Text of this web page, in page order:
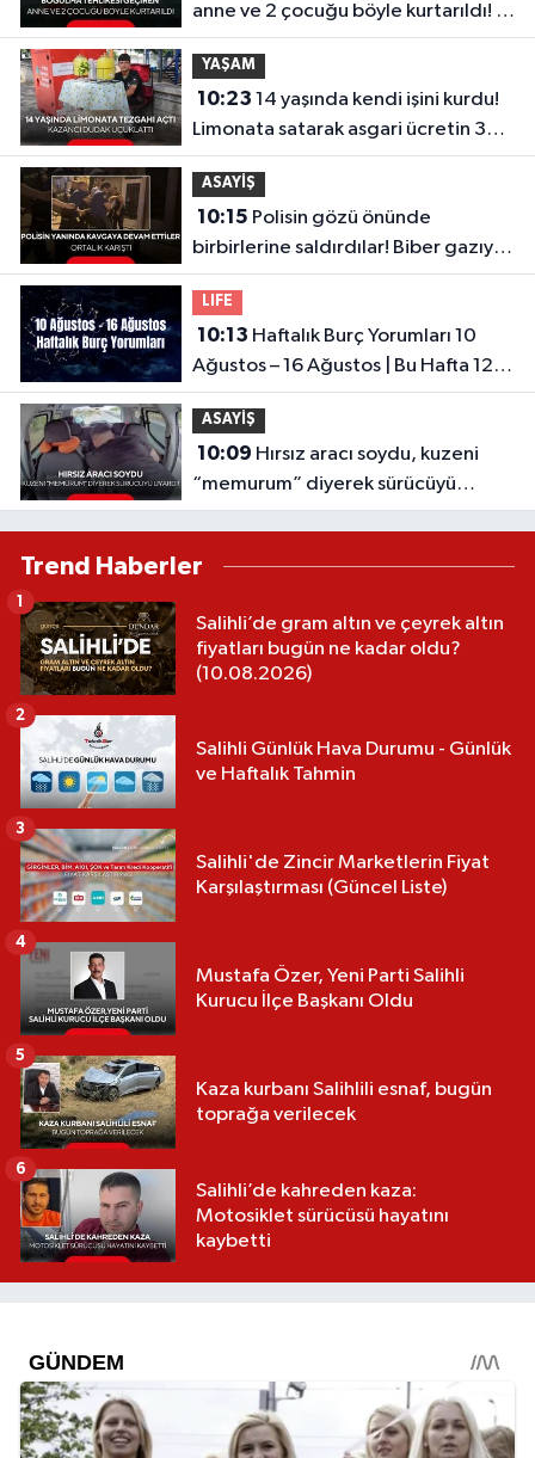
anne ve 2 çocuğu böyle kurtarıldı! O
anlar kamerada
YAŞAM
10:23
Limonata satarak asgari ücretin 3
katını kazandı
ASAYİŞ
10:15
birbirlerine saldırdılar! Biber gazıyla
etkisiz hale getirildiler...
LIFE
10:13
Ağustos – 16 Ağustos | Bu Hafta 12
Burcu Neler Bekliyor?
ASAYİŞ
10:09
“memurum” diyerek sürücüyü
uyardı! Pes dedirten plan
Trend Haberler
Salihli’de gram altın ve çeyrek altın
fiyatları bugün ne kadar oldu?
(10.08.2026)
1
Salihli Günlük Hava Durumu - Günlük
ve Haftalık Tahmin
2
Salihli'de Zincir Marketlerin Fiyat
Karşılaştırması (Güncel Liste)
3
Mustafa Özer, Yeni Parti Salihli
Kurucu İlçe Başkanı Oldu
4
Kaza kurbanı Salihlili esnaf, bugün
toprağa verilecek
5
Salihli’de kahreden kaza:
Motosiklet sürücüsü hayatını
kaybetti
6